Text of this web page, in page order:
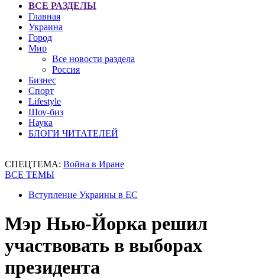
ВСЕ РАЗДЕЛЫ
Главная
Украина
Город
Мир
Все новости раздела
Россия
Бизнес
Спорт
Lifestyle
Шоу-биз
Наука
БЛОГИ ЧИТАТЕЛЕЙ
СПЕЦТЕМА: Война в Иране
ВСЕ ТЕМЫ
Вступление Украины в ЕС
Мэр Нью-Йорка решил
участвовать в выборах
президента